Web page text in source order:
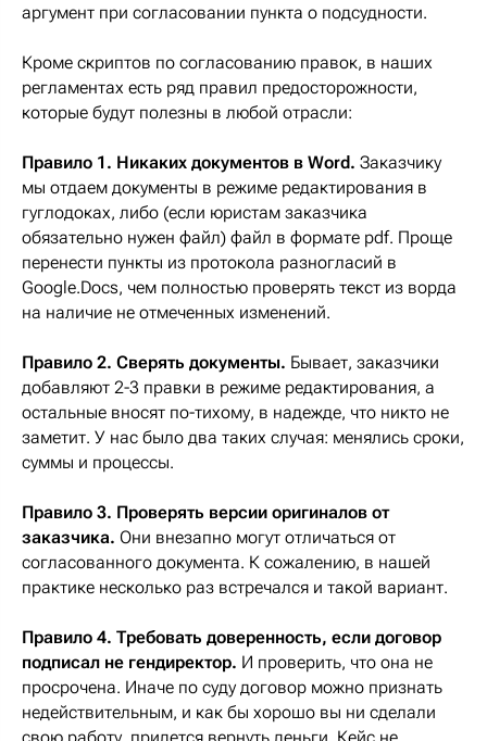
аргумент при согласовании пункта о подсудности.
Кроме скриптов по согласованию правок, в наших
регламентах есть ряд правил предосторожности,
которые будут полезны в любой отрасли:
Правило 1. Никаких документов в Word. Заказчику
мы отдаем документы в режиме редактирования в
гуглодоках, либо (если юристам заказчика
обязательно нужен файл) файл в формате pdf. Проще
перенести пункты из протокола разногласий в
Google.Docs, чем полностью проверять текст из ворда
на наличие не отмеченных изменений.
Правило 2. Сверять документы. Бывает, заказчики
добавляют 2-3 правки в режиме редактирования, а
остальные вносят по-тихому, в надежде, что никто не
заметит. У нас было два таких случая: менялись сроки,
суммы и процессы.
Правило 3. Проверять версии оригиналов от
заказчика. Они внезапно могут отличаться от
согласованного документа. К сожалению, в нашей
практике несколько раз встречался и такой вариант.
Правило 4. Требовать доверенность, если договор
подписал не гендиректор. И проверить, что она не
просрочена. Иначе по суду договор можно признать
недействительным, и как бы хорошо вы ни сделали